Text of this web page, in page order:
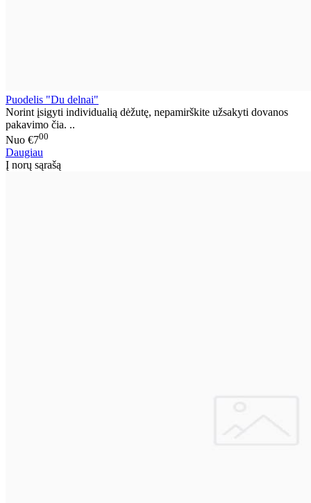
Puodelis "Du delnai"
Norint įsigyti individualią dėžutę, nepamirškite užsakyti dovanos
pakavimo čia. ..
Nuo €700
Daugiau
Į norų sąrašą